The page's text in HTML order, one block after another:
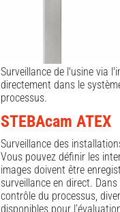
Surveillance de l'usine via
directement dans le
processus.
STEBAcam ATEX
Surveillance des
Vous pouvez définir les
images doivent être
surveillance en direct.
contrôle du processus,
disponibles pour